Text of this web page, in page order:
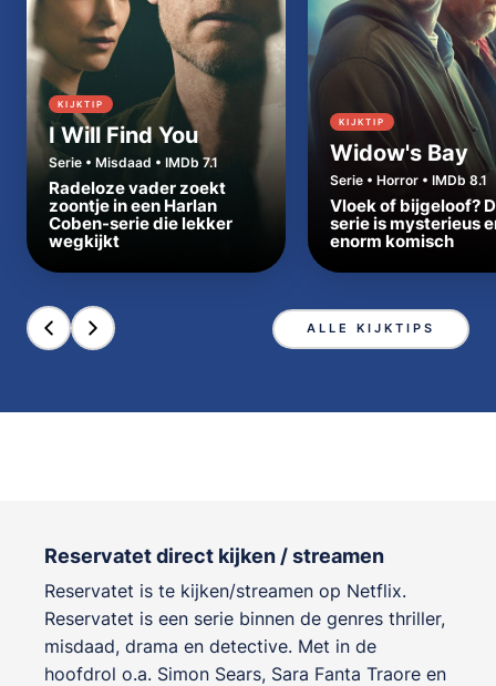
KIJKTIP
I Will Find You
Serie • Misdaad • IMDb 7.1
Radeloze vader zoekt
zoontje in een Harlan
Coben-serie die lekker
wegkijkt
KIJKTIP
Widow's Bay
Serie • Horror • IMDb 8.1
Vloek of bijgeloof?
serie is mysterieus
enorm komisch
ALLE KIJKTIPS
Reservatet direct kijken / streamen
Reservatet is te kijken/streamen op Netflix.
Reservatet is een serie binnen de genres thriller,
misdaad, drama en detective. Met in de
hoofdrol o.a. Simon Sears, Sara Fanta Traore en